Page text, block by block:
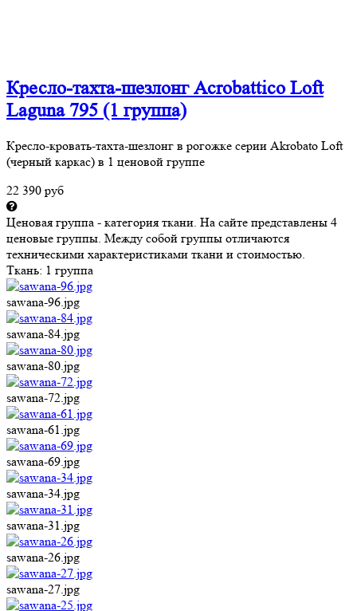
Кресло-тахта-шезлонг Acrobattico Loft
Laguna 795 (1 группа)
Кресло-кровать-тахта-шезлонг в рогожке серии Akrobato Loft
(черный каркас) в 1 ценовой группе
22 390 руб
Ценовая группа - категория ткани. На сайте представлены 4
ценовые группы. Между собой группы отличаются
техническими характеристиками ткани и стоимостью.
Ткань: 1 группа
sawana-96.jpg
sawana-84.jpg
sawana-80.jpg
sawana-72.jpg
sawana-61.jpg
sawana-69.jpg
sawana-34.jpg
sawana-31.jpg
sawana-26.jpg
sawana-27.jpg